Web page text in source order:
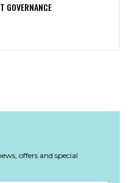
GOVERNANCE
offers and special